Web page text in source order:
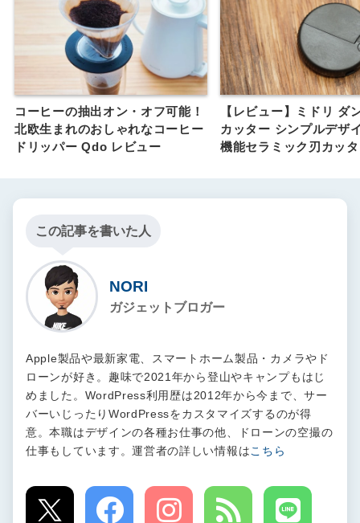
コーヒーの抽出オン・オフ可能！
北欧生まれのおしゃれなコーヒー
ドリッパー Qdo レビュー
【レビュー】ミドリ ダ
カッター シンプルデザ
機能セラミック刃カッ
この記事を書いた人
NORI
ガジェットブロガー
Apple製品や最新家電、スマートホーム製品・カメラやド
ローンが好き。趣味で2021年から登山やキャンプもはじ
めました。WordPress利用歴は2012年から今まで、サー
バーいじったりWordPressをカスタマイズするのが得
意。本職はデザインの各種お仕事の他、ドローンの空撮の
仕事もしています。運営者の詳しい情報は こちら